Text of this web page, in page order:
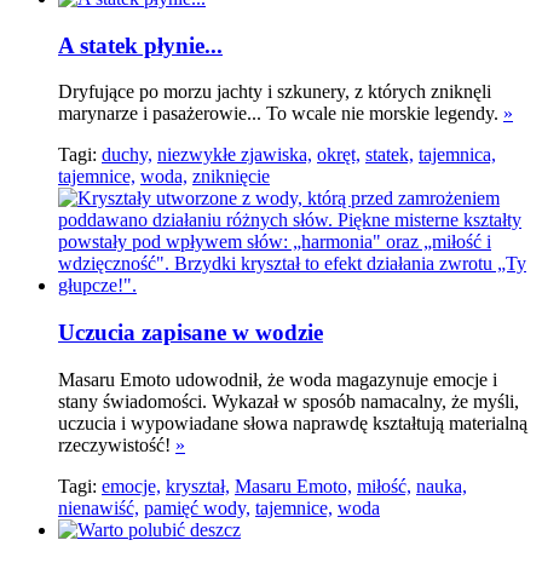
A statek płynie...
Dryfujące po morzu jachty i szkunery, z których zniknęli
marynarze i pasażerowie... To wcale nie morskie legendy. »
Tagi: duchy, niezwykłe zjawiska, okręt, statek, tajemnica,
tajemnice, woda, zniknięcie
Uczucia zapisane w wodzie
Masaru Emoto udowodnił, że woda magazynuje emocje i
stany świadomości. Wykazał w sposób namacalny, że myśli,
uczucia i wypowiadane słowa naprawdę kształtują materialną
rzeczywistość! »
Tagi: emocje, kryształ, Masaru Emoto, miłość, nauka,
nienawiść, pamięć wody, tajemnice, woda